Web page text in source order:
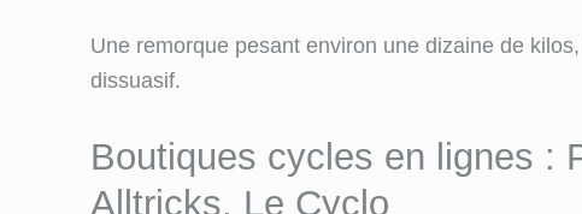
Une remorque pesant environ une dizaine de
dissuasif.
Boutiques cycles en lignes :
Alltricks, Le Cyclo